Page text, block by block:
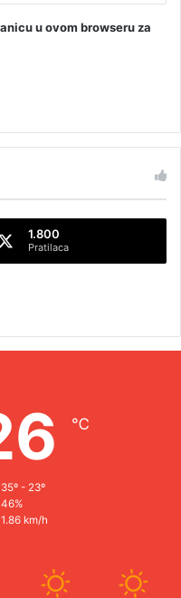
u ovom browseru za
1.800
Pratilaca
℃
35º - 23º
46%
1.86 km/h